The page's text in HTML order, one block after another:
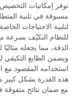
توفر إمكانيات
مسبوقة في تلبية
لتلبية الاحتياجات
للنظام التكيّف بسرعة
الدقة، مما يجعله
ويضمن الطابع
استخدامه المقصود مع
هذه القدرة بشكل كبير
مع ضمان نتائج متفوقة